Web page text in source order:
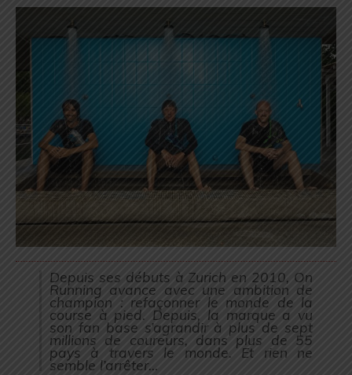
Depuis ses débuts à Zurich en 2010, On
Running avance avec une ambition de
champion : refaçonner le monde de la
course à pied. Depuis, la marque a vu
son fan base s’agrandir à plus de sept
millions de coureurs, dans plus de 55
pays à travers le monde. Et rien ne
semble l’arrêter…